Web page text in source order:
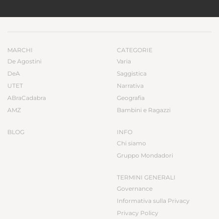
MARCHI
De Agostini
DeA
UTET
ABraCadabra
AMZ
BLOG
CATEGORIE
Varia
Saggistica
Narrativa
Geografia
Bambini e Ragazzi
INFO
Chi siamo
Gruppo Mondadori
TERMINI GENERALI
Governance
Informativa sulla Privacy
Privacy Policy